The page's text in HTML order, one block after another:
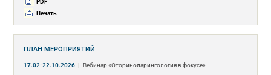
Печать
ПЛАН МЕРОПРИЯТИЙ
17.02-22.10.2026 | Вебинар «Оториноларингология в фокусе»